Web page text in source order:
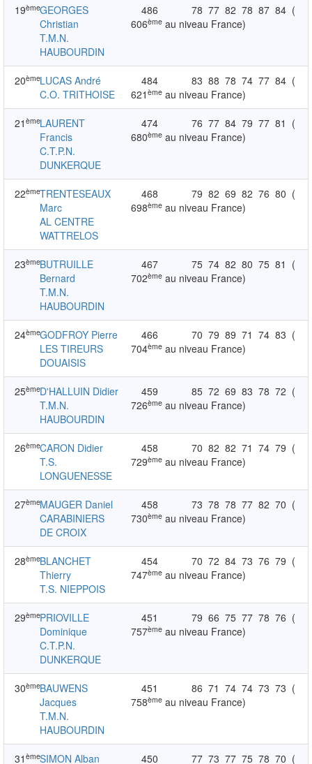
19èmeGEORGES
Christian
T.M.N.
HAUBOURDIN
486 78 77 82 78 87 84 (
606èmeau niveau France)
20èmeLUCAS André
C.O. TRITHOISE
484 83 88 78 74 77 84 (
621 èmeau niveau France)
21 èmeLAURENT
Francis
C.T.P.N.
DUNKERQUE
474 76 77 84 79 77 81 (
680èmeau niveau France)
22èmeTRENTESEAUX
Marc
AL CENTRE
WATTRELOS
468 79 82 69 82 76 80 (
698èmeau niveau France)
23èmeBUTRUILLE
Bernard
T.M.N.
HAUBOURDIN
467 75 74 82 80 75 81 (
702èmeau niveau France)
24èmeGODFROY Pierre
LES TIREURS
DOUAISIS
466 70 79 89 71 74 83 (
704èmeau niveau France)
25èmeD'HALLUIN Didier
T.M.N.
HAUBOURDIN
459 85 72 69 83 78 72 (
726èmeau niveau France)
26èmeCARON Didier
T.S.
LONGUENESSE
458 70 82 82 71 74 79 (
729èmeau niveau France)
27èmeMAUGER Daniel
CARABINIERS
DE CROIX
458 73 78 78 77 82 70 (
730èmeau niveau France)
28èmeBLANCHET
Thierry
T.S. NIEPPOIS
454 70 72 84 73 76 79 (
747èmeau niveau France)
29èmePRIOVILLE
Dominique
C.T.P.N.
DUNKERQUE
451 79 66 75 77 78 76 (
757èmeau niveau France)
30èmeBAUWENS
Jacques
T.M.N.
HAUBOURDIN
451 86 71 74 74 73 73 (
758èmeau niveau France)
31 èmeSIMON Alban 450 77 73 77 75 78 70 (